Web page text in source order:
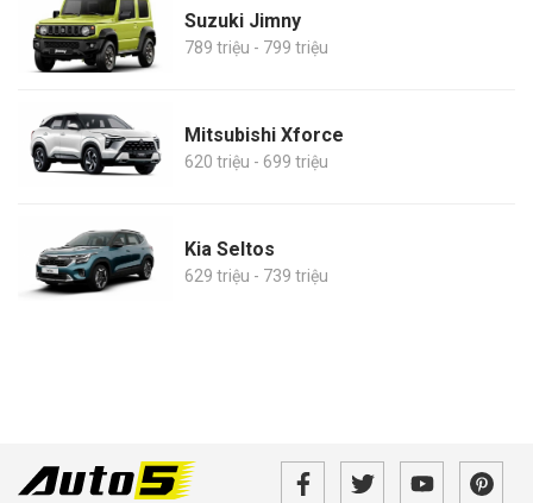
Suzuki Jimny
789 triệu - 799 triệu
Mitsubishi Xforce
620 triệu - 699 triệu
Kia Seltos
629 triệu - 739 triệu